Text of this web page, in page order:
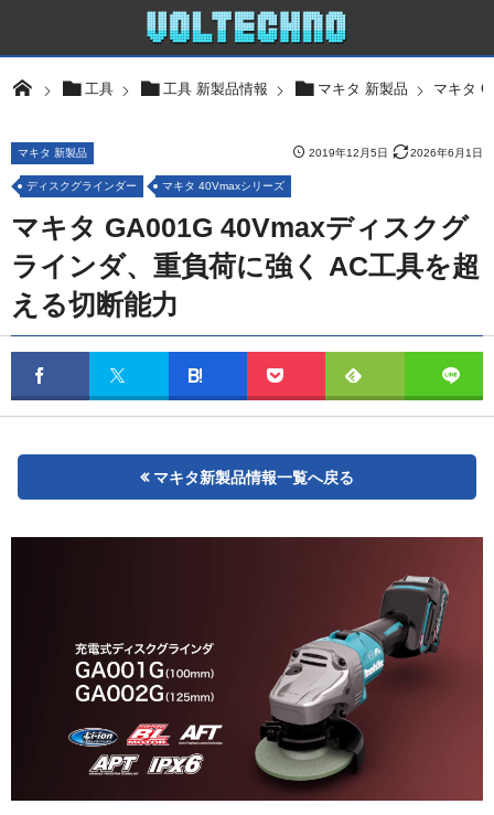
工具 工具 新製品情報 マキタ 新製品 マキタ
2019年12月5日 2026年6月1日
マキタ 新製品
ディスクグラインダー マキタ 40Vmaxシリーズ
マキタ GA001G 40Vmaxディスクグ
ラインダ、重負荷に強く AC工具を超
える切断能力
マキタ新製品情報一覧へ戻る